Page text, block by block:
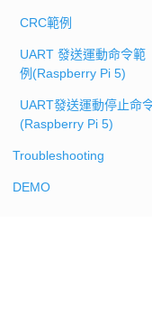
CRC範例
UART 發送運動命令範
例(Raspberry Pi 5)
UART發送運動停止命
(Raspberry Pi 5)
Troubleshooting
DEMO